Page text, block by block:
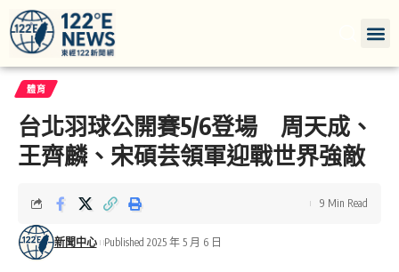
體育
台北羽球公開賽5/6登場 周天成、
王齊麟、宋碩芸領軍迎戰世界強敵
新聞中心 Published 2025 年 5 月 6 日
9 Min Read